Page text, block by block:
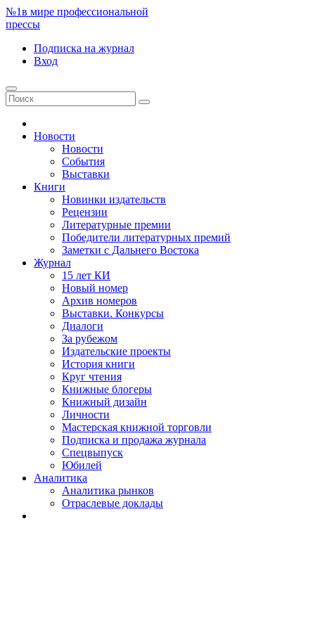
№1в мире профессиональной
прессы
Подписка на журнал
Вход
Новости
Новости
События
Выставки
Книги
Новинки издательств
Рецензии
Литературные премии
Победители литературных премий
Заметки с Дальнего Востока
Журнал
15 лет КИ
Новый номер
Архив номеров
Выставки. Конкурсы
Диалоги
За рубежом
Издательские проекты
История книги
Круг чтения
Книжные блогеры
Книжный дизайн
Личности
Мастерская книжной торговли
Подписка и продажа журнала
Спецвыпуск
Юбилей
Аналитика
Аналитика рынков
Отраслевые доклады